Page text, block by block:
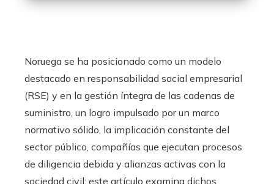
Noruega se ha posicionado como un modelo
destacado en responsabilidad social empresarial
(RSE) y en la gestión íntegra de las cadenas de
suministro, un logro impulsado por un marco
normativo sólido, la implicación constante del
sector público, compañías que ejecutan procesos
de diligencia debida y alianzas activas con la
sociedad civil; este artículo examina dichos